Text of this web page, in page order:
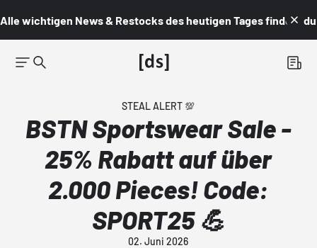
Alle wichtigen News & Restocks des heutigen Tages findest du
STEAL ALERT 💯
BSTN Sportswear Sale -
25% Rabatt auf über
2.000 Pieces! Code:
SPORT25 💪
02. Juni 2026